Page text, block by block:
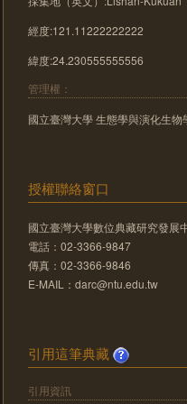
經度:121.11222222222
緯度:24.230555555556
管理權：
國立臺灣大學 生態學與演化生物
授權聯絡窗口
國立臺灣大學數位典藏研究發展
電話：02-3366-9847
傳真：02-3366-9846
E-MAIL：darc@ntu.edu.tw
引用這筆典藏
引用資訊